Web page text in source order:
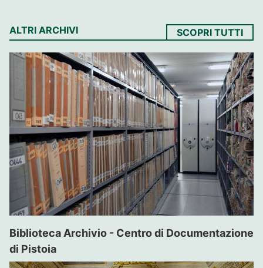
ALTRI ARCHIVI SCOPRI TUTTI
Biblioteca Archivio - Centro di Documentazione
di Pistoia